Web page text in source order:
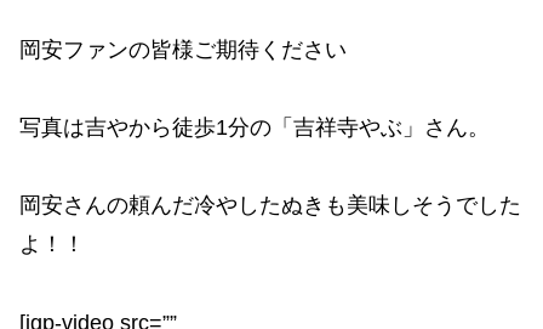
岡安ファンの皆様ご期待ください
写真は吉やから徒歩1分の「吉祥寺やぶ」さん。
岡安さんの頼んだ冷やしたぬきも美味しそうでした
よ！！
[igp-video src=””